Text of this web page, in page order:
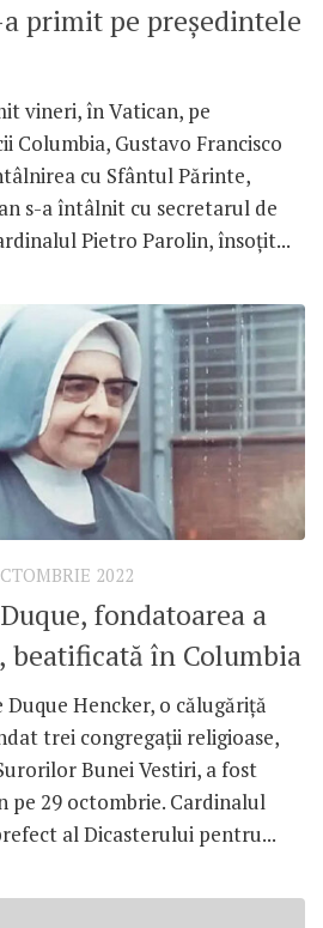
primit pe președintele
vineri, în Vatican, pe
Columbia, Gustavo Francisco
cu Sfântul Părinte,
s-a întâlnit cu secretarul de
Pietro Parolin, însoțit...
2022
fondatoarea a
în Columbia
Hencker, o călugăriță
trei congregații religioase,
Bunei Vestiri, a fost
pe 29 octombrie. Cardinalul
al Dicasterului pentru...